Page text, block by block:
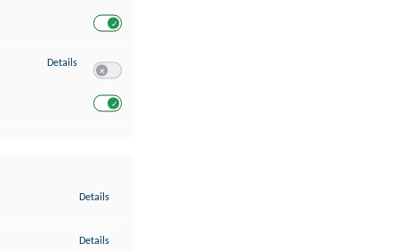
Details zu Entwicklung und Verbesserung der Angebote
Details
Details